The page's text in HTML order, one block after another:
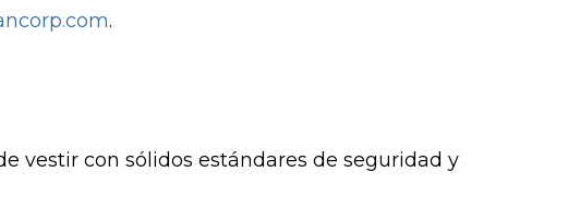
.
vestir con sólidos estándares de seguridad y